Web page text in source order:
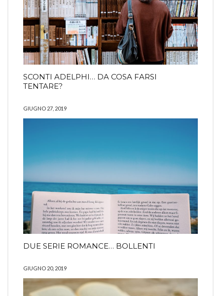
SCONTI ADELPHI… DA COSA FARSI
TENTARE?
GIUGNO 27, 2019
DUE SERIE ROMANCE… BOLLENTI
GIUGNO 20, 2019